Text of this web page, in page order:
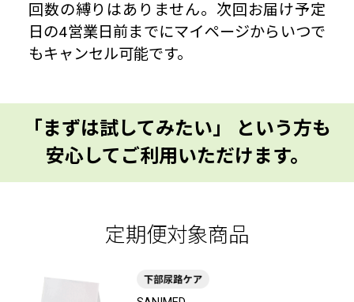
回数の縛りはありません。次回お届け予定
日の4営業日前までにマイページからいつで
もキャンセル可能です。
「まずは試してみたい」 という方も
安心してご利用いただけます。
定期便対象商品